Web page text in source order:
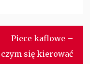
Piece kaflowe –
czym się kierować